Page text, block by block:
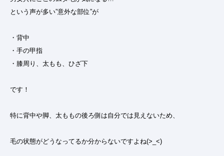
という声が多い”意外な部位”が
・背中
・手の甲指
・膝周り、太もも、ひざ下
です！
特に背中や脚、太ももの後ろ側は自分では見えないため、
毛の状態がどうなってるか分からないですよね(>_<)